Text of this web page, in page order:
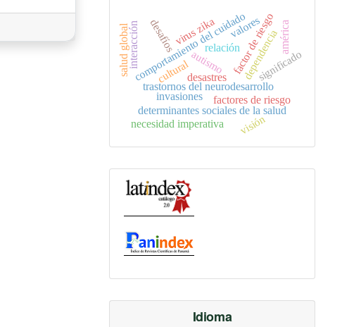
comportamiento del cuidado
trastornos del neurodesarrollo
interacción relación
desafíos
salud global
factores de riesgo
factor de riesgo
cultural
determinantes sociales de la salud
autismo dependencia
necesidad imperativa
significado
virus zika américa
desastres
invasiones
valores
visión
Idioma